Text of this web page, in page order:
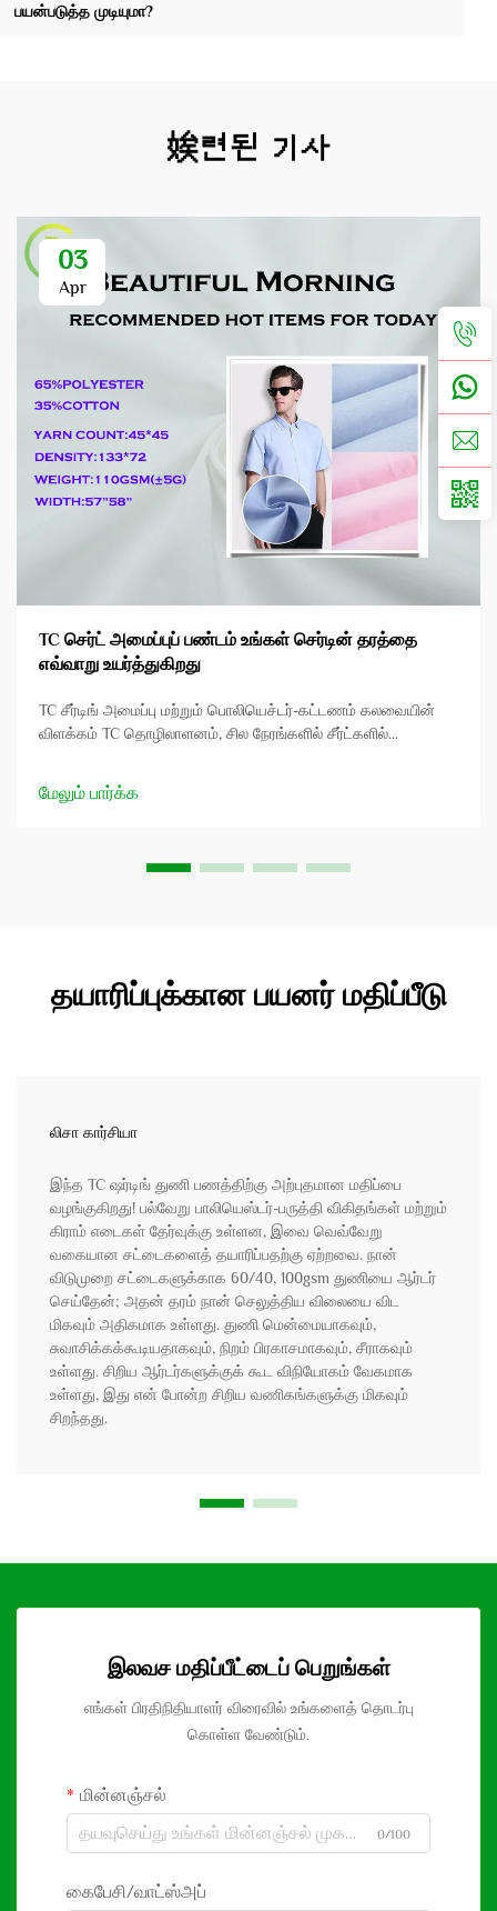
பயன்படுத்த முடியுமா?
娭련된 기사
03
Apr
TC செர்ட் அமைப்புப் பண்டம் உங்கள் செர்டின் தரத்தை
எவ்வாறு உயர்த்துகிறது
TC சீர்டிங் அமைப்பு மற்றும் பொலியெச்டர்-கட்டணம் கலவையின்
விளக்கம் TC தொழிலாளனம், சில நேரங்களில் சீர்ட்களில்
தாக்கத்தை உதவுகிறது...
மேலும் பார்க்க
தயாரிப்புக்கான பயனர் மதிப்பீடு
லிசா கார்சியா
இந்த TC ஷர்டிங் துணி பணத்திற்கு அற்புதமான மதிப்பை
வழங்குகிறது! பல்வேறு பாலியெஸ்டர்-பருத்தி விகிதங்கள் மற்றும்
கிராம் எடைகள் தேர்வுக்கு உள்ளன, இவை வெவ்வேறு
வகையான சட்டைகளைத் தயாரிப்பதற்கு ஏற்றவை. நான்
விடுமுறை சட்டைகளுக்காக 60/40, 100gsm துணியை ஆர்டர்
செய்தேன்; அதன் தரம் நான் செலுத்திய விலையை விட
மிகவும் அதிகமாக உள்ளது. துணி மென்மையாகவும்,
சுவாசிக்கக்கூடியதாகவும், நிறம் பிரகாசமாகவும், சீராகவும்
உள்ளது. சிறிய ஆர்டர்களுக்குக் கூட விநியோகம் வேகமாக
உள்ளது, இது என் போன்ற சிறிய வணிகங்களுக்கு மிகவும்
சிறந்தது.
இலவச மதிப்பீட்டைப் பெறுங்கள்
எங்கள் பிரதிநிதியாளர் விரைவில் உங்களைத் தொடர்பு
கொள்ள வேண்டும்.
மின்னஞ்சல்
0/100
கைபேசி/வாட்ஸ்அப்